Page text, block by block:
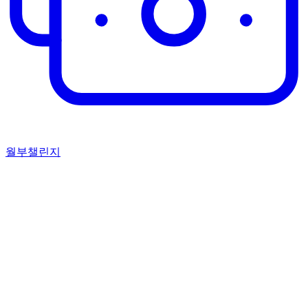
월부챌린지